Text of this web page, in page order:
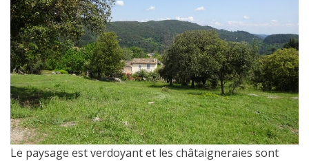
Le paysage est verdoyant et les châtaigneraies sont